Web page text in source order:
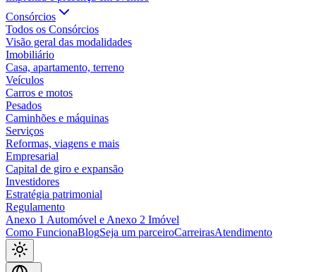
Consórcios
Todos os Consórcios
Visão geral das modalidades
Imobiliário
Casa, apartamento, terreno
Veículos
Carros e motos
Pesados
Caminhões e máquinas
Serviços
Reformas, viagens e mais
Empresarial
Capital de giro e expansão
Investidores
Estratégia patrimonial
Regulamento
Anexo 1 Automóvel e Anexo 2 Imóvel
Como FuncionaBlogSeja um parceiroCarreirasAtendimento